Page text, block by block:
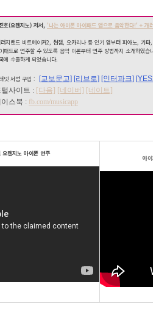
호(오렌지노) 저서, '나는 아이폰 아이패드 앱으로 음악한다!' + 개러
지밴드 비트메이커2, 썸잼, 오카리나 등 인기 앱부터 피아노, 기타,
패드로 연주할 수 있도록 음악 이론부터 연주 방법까지 소개하였습
에 수출하게 되었습니다.
넷 서점 구입 : [교보문고] [리브로] [인터파크]
털사이트 : [다음] [네이버] [네이트]
스북 : fb.com/musicapp
렌지노 아이폰 연주
아이